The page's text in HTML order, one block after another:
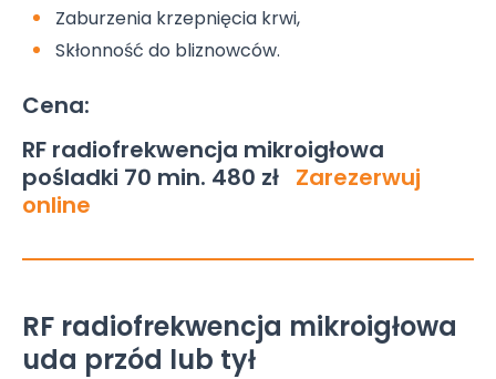
Zaburzenia krzepnięcia krwi,
Skłonność do bliznowców.
Cena:
RF radiofrekwencja mikroigłowa
pośladki 70 min. 480 zł Zarezerwuj
online
RF radiofrekwencja mikroigłowa
uda przód lub tył